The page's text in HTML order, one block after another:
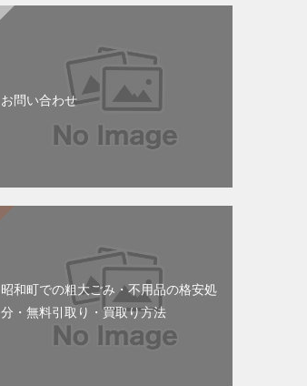
お問い合わせ
昭和町での粗大ごみ・不用品の格安処
分・無料引取り・買取り方法